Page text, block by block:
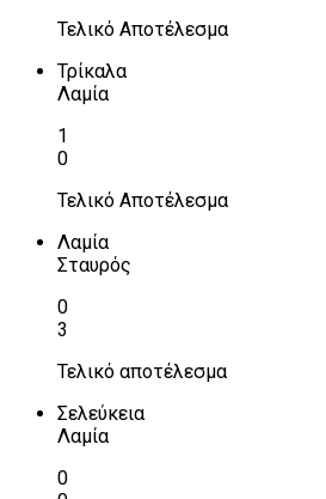
Τελικό Αποτέλεσμα
Τρίκαλα
Λαμία
1
0
Τελικό Αποτέλεσμα
Λαμία
Σταυρός
0
3
Τελικό αποτέλεσμα
Σελεύκεια
Λαμία
0